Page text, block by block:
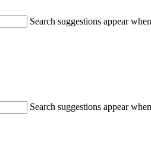
Search suggestions appear
Search suggestions appear